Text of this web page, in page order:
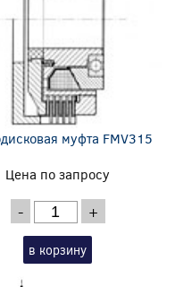
муфта FMV315
Цена по запросу
- +
в корзину